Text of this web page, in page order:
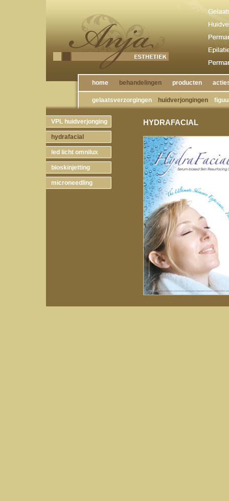
home behandelingen producten
gelaatsverzorgingen huidverjongingen
VPL huidverjonging
hydrafacial
led licht omnilux
bioskinjetting
microneedling
HYDRAFACIAL